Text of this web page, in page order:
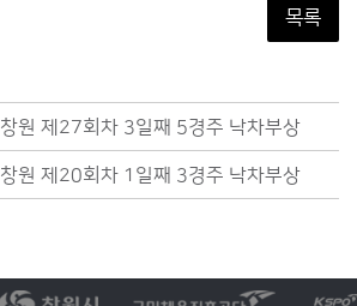
목록
창원 제27회차 3일째 5경주 낙차부상
창원 제20회차 1일째 3경주 낙차부상